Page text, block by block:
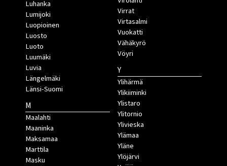
Luhanka
Lumijoki
Luopioinen
Luosto
Luoto
Luumäki
Luvia
Längelmäki
Länsi-Suomi
M
Maalahti
Maaninka
Maksamaa
Marttila
Masku
Virrat
Virtasalmi
Vuokatti
Vähäkyrö
Vöyri
Y
Ylihärmä
Ylikiiminki
Ylistaro
Ylitornio
Ylivieska
Ylämaa
Yläne
Ylöjärvi